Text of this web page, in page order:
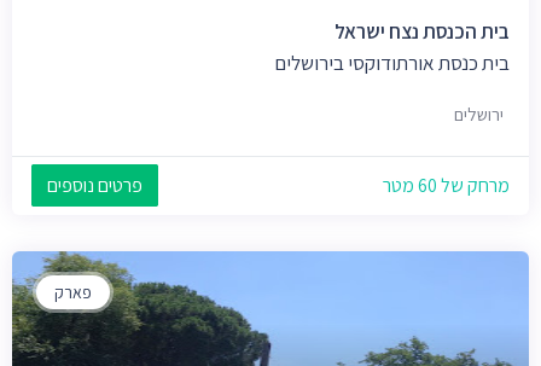
בית הכנסת נצח ישראל
בית כנסת אורתודוקסי בירושלים
ירושלים
מרחק של 60 מטר פרטים נוספים
פארק